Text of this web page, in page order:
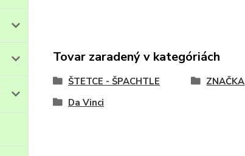
Tovar zaradený v kategóriách
ŠTETCE - ŠPACHTLE ZNAČKA
Da Vinci